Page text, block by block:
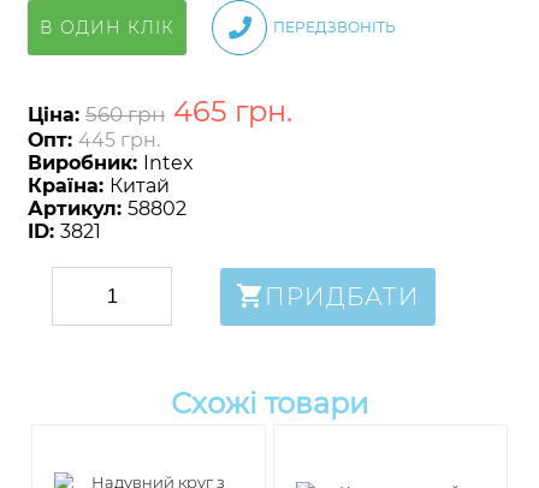
В ОДИН КЛІК ПЕРЕДЗВОНІТЬ
Ціна: 560 грн 465 грн.
Опт: 445 грн.
Виробник: Intex
Країна: Китай
Артикул: 58802
ID: 3821
ПРИДБАТИ
Схожі товари